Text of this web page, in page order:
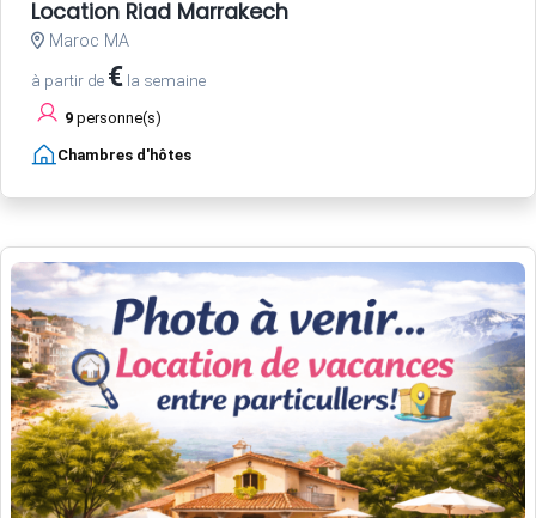
Location Riad Marrakech
Maroc MA
à partir de € la semaine
9 personne(s)
Chambres d'hôtes